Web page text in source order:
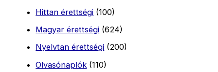
Hittan érettségi (100)
Magyar érettségi (624)
Nyelvtan érettségi (200)
Olvasónaplók (110)